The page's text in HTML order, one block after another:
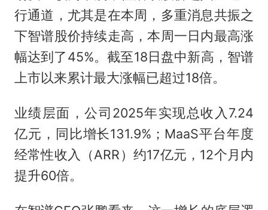
行通道，尤其是在本周，多重消息共振之
下智谱股价持续走高，本周一日内最高涨
幅达到了45%。截至18日盘中新高，智谱
上市以来累计最大涨幅已超过18倍。
业绩层面，公司2025年实现总收入7.24
亿元，同比增长131.9%；MaaS平台年度
经常性收入（ARR）约17亿元，12个月内
提升60倍。